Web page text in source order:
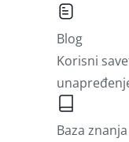
Blog
Korisni
Baza znanja